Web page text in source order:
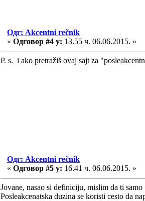
Одг: Akcentni rečnik
« Одговор #4 у: 13.55 ч. 06.06.2015. »
P. s. i ako pretražiš ovaj sajt za
Одг: Akcentni rečnik
« Одговор #5 у: 16.41 ч. 06.06.2015. »
Jovane, nasao si definiciju, mislim da ti
Posleakcenatska duzina se koristi cesto da